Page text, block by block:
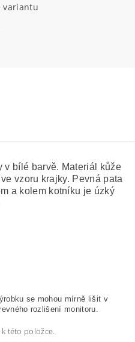
variantu
v bílé barvě. Materiál kůže
vzoru krajky. Pevná pata
a kolem kotníku je úzký
se mohou mírně lišit v
rozlišení monitoru.
této položce.